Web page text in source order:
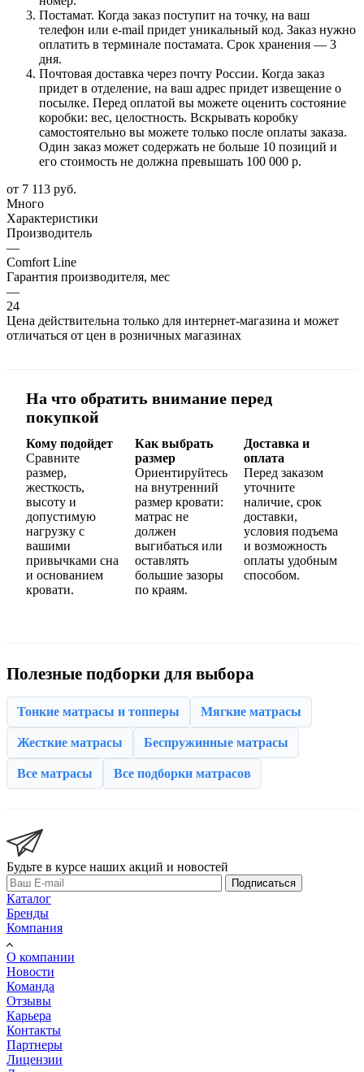
Постамат. Когда заказ поступит на точку, на ваш
телефон или e-mail придет уникальный код. Заказ нужно
оплатить в терминале постамата. Срок хранения — 3
дня.
Почтовая доставка через почту России. Когда заказ
придет в отделение, на ваш адрес придет извещение о
посылке. Перед оплатой вы можете оценить состояние
коробки: вес, целостность. Вскрывать коробку
самостоятельно вы можете только после оплаты заказа.
Один заказ может содержать не больше 10 позиций и
его стоимость не должна превышать 100 000 р.
от 7 113 руб.
Много
Характеристики
Производитель
—
Comfort Line
Гарантия производителя, мес
—
24
Цена действительна только для интернет-магазина и может
отличаться от цен в розничных магазинах
На что обратить внимание перед
покупкой
Кому подойдет
Сравните
размер,
жесткость,
высоту и
допустимую
нагрузку с
вашими
привычками сна
и основанием
кровати.
Как выбрать
размер
Ориентируйтесь
на внутренний
размер кровати:
матрас не
должен
выгибаться или
оставлять
большие зазоры
по краям.
Доставка и
оплата
Перед заказом
уточните
наличие, срок
доставки,
условия подъема
и возможность
оплаты удобным
способом.
Полезные подборки для выбора
Тонкие матрасы и топперы Мягкие матрасы
Жесткие матрасы Беспружинные матрасы
Все матрасы Все подборки матрасов
Будьте в курсе наших акций и новостей
Подписаться
Каталог
Бренды
Компания
О компании
Новости
Команда
Отзывы
Карьера
Контакты
Партнеры
Лицензии